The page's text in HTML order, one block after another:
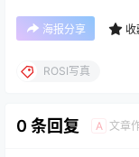
海报分享 收
ROSI写真
0 条回复 A 文章